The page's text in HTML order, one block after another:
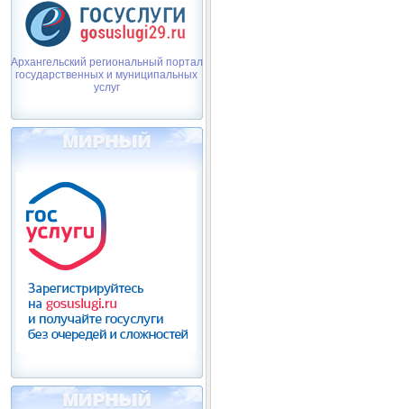
Архангельский региональный портал
государственных и муниципальных
услуг